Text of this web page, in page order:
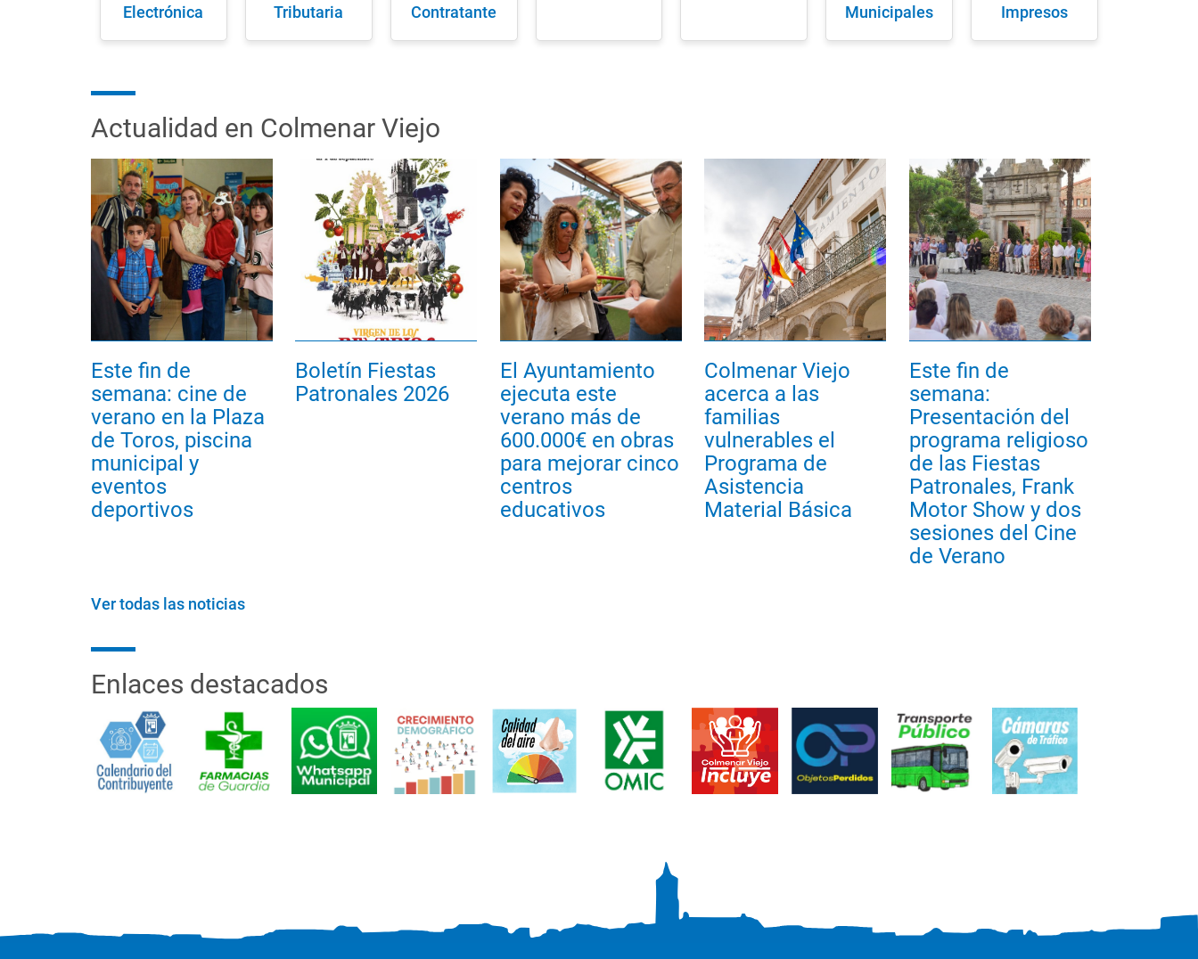
Electrónica
Tributaria
Contratante
Municipales
Impresos
Actualidad en Colmenar Viejo
Este fin de
semana: cine de
verano en la Plaza
de Toros, piscina
municipal y
eventos
deportivos
Boletín Fiestas
Patronales 2026
El Ayuntamiento
ejecuta este
verano más de
600.000€ en obras
para mejorar cinco
centros
educativos
Colmenar Viejo
acerca a las
familias
vulnerables el
Programa de
Asistencia
Material Básica
Este fin de
semana:
Presentación del
programa religioso
de las Fiestas
Patronales, Frank
Motor Show y dos
sesiones del Cine
de Verano
Ver todas las noticias
Enlaces destacados